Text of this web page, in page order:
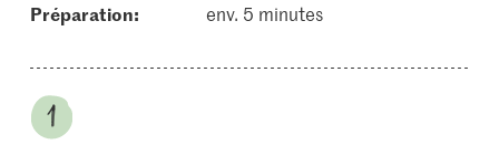
Préparation: env. 5 minutes